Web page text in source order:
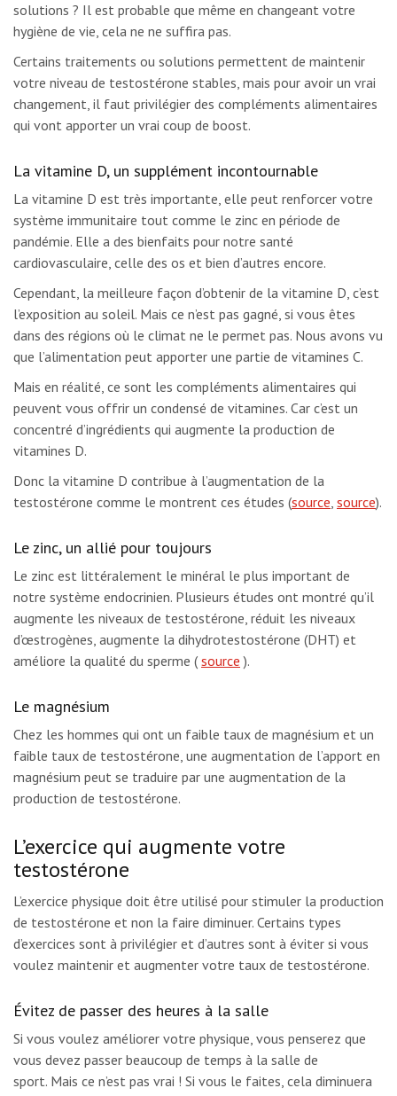
solutions ? Il est probable que même en changeant votre
hygiène de vie, cela ne ne suffira pas.
Certains traitements ou solutions permettent de maintenir
votre niveau de testostérone stables, mais pour avoir un vrai
changement, il faut privilégier des compléments alimentaires
qui vont apporter un vrai coup de boost.
La vitamine D, un supplément incontournable
La vitamine D est très importante, elle peut renforcer votre
système immunitaire tout comme le zinc en période de
pandémie. Elle a des bienfaits pour notre santé
cardiovasculaire, celle des os et bien d’autres encore.
Cependant, la meilleure façon d’obtenir de la vitamine D, c’est
l’exposition au soleil. Mais ce n’est pas gagné, si vous êtes
dans des régions où le climat ne le permet pas. Nous avons vu
que l’alimentation peut apporter une partie de vitamines C.
Mais en réalité, ce sont les compléments alimentaires qui
peuvent vous offrir un condensé de vitamines. Car c’est un
concentré d’ingrédients qui augmente la production de
vitamines D.
Donc la vitamine D contribue à l’augmentation de la
testostérone comme le montrent ces études (source, source).
Le zinc, un allié pour toujours
Le zinc est littéralement le minéral le plus important de
notre système endocrinien. Plusieurs études ont montré qu’il
augmente les niveaux de testostérone, réduit les niveaux
d’œstrogènes, augmente la dihydrotestostérone (DHT) et
améliore la qualité du sperme ( source ).
Le magnésium
Chez les hommes qui ont un faible taux de magnésium et un
faible taux de testostérone, une augmentation de l’apport en
magnésium peut se traduire par une augmentation de la
production de testostérone.
L’exercice qui augmente votre
testostérone
L’exercice physique doit être utilisé pour stimuler la production
de testostérone et non la faire diminuer. Certains types
d’exercices sont à privilégier et d’autres sont à éviter si vous
voulez maintenir et augmenter votre taux de testostérone.
Évitez de passer des heures à la salle
Si vous voulez améliorer votre physique, vous penserez que
vous devez passer beaucoup de temps à la salle de
sport. Mais ce n’est pas vrai ! Si vous le faites, cela diminuera